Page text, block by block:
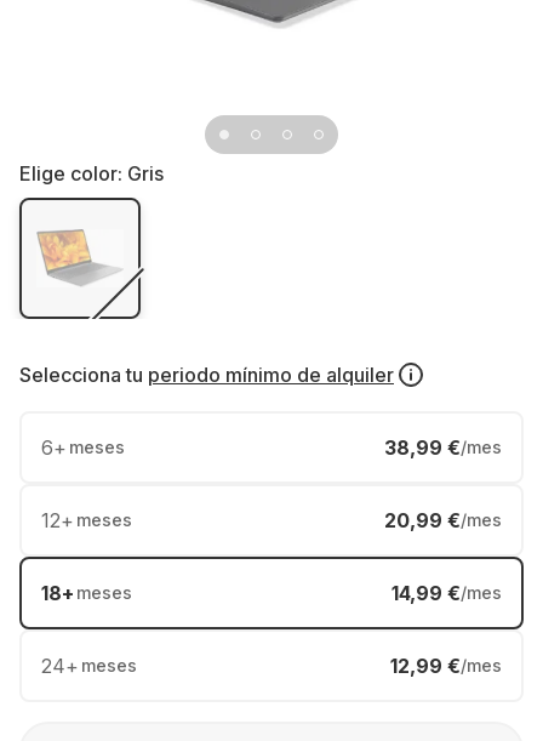
Elige color: Gris
Selecciona tu periodo mínimo de alquiler
6+ meses 38,99 €/mes
12+ meses 20,99 €/mes
18+ meses 14,99 €/mes
24+ meses 12,99 €/mes